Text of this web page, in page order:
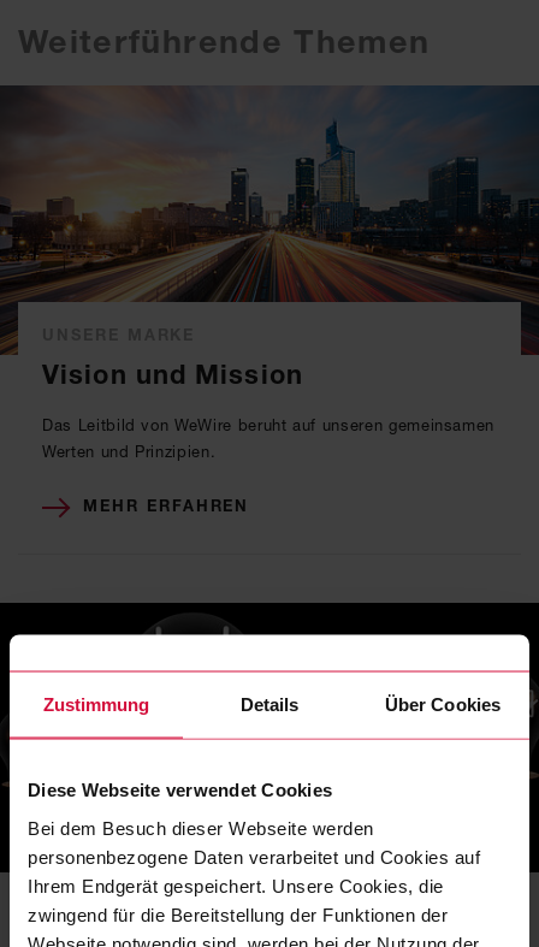
Zustimmung Details Über Cookies
Diese Webseite verwendet Cookies
Bei dem Besuch dieser Webseite werden
personenbezogene Daten verarbeitet und Cookies auf
Ihrem Endgerät gespeichert. Unsere Cookies, die
zwingend für die Bereitstellung der Funktionen der
Webseite notwendig sind, werden bei der Nutzung der
Weiterführende Themen
Vision und Mission
Das Leitbild von WeWire beruht auf unseren gemeinsamen
Werten und Prinzipien.
MEHR ERFAHREN
UNSERE MARKE
Markenwerte
Diese Werte sind die Grundlagen unseres Handelns – an